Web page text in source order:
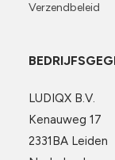
Verzendbeleid
LUDIQX B.V.
Kenauweg 17
2331BA Leiden